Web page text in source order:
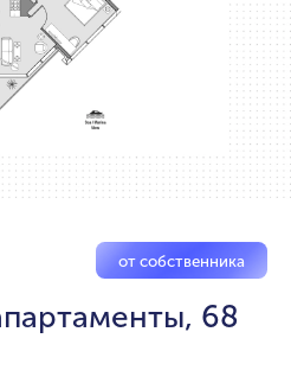
68
от собственника
1/2